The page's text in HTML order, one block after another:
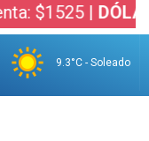
|DÓLAR
9.3°C - Soleado